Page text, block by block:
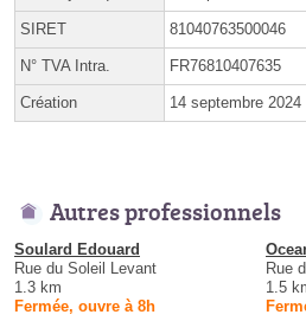
SIRET 81040763500046
N° TVA Intra. FR76810407635
Création 14 septembre 2024
Autres professionnels
Soulard Edouard
Rue du Soleil Levant
1.3 km
Fermée, ouvre à 8h
Rue
1.5